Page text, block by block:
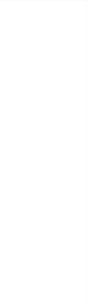
E